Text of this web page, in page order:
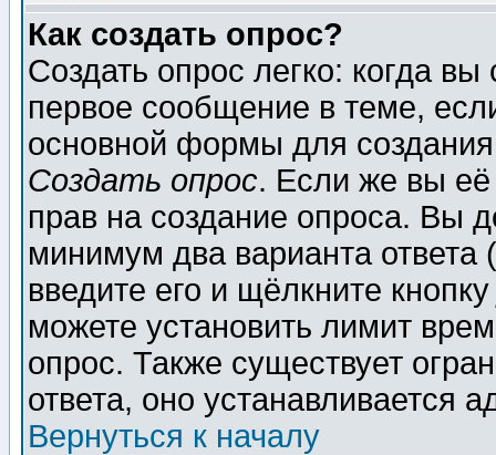
Как создать опрос?
Создать опрос легко: когда
первое сообщение в теме,
основной формы для
Создать опрос. Если же вы её
прав на создание опроса. Вы
минимум два варианта ответа
введите его и щёлкните
можете установить лимит
опрос. Также существует
ответа, оно устанавливается
Вернуться к началу